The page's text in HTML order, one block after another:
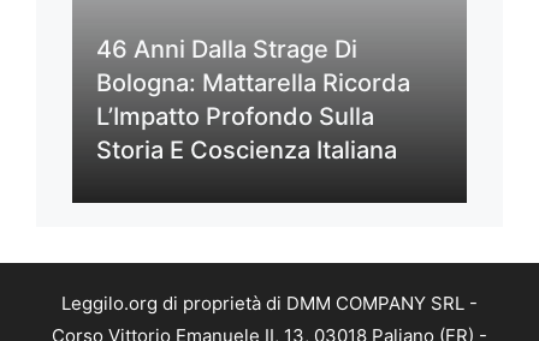
46 Anni Dalla Strage Di
Bologna: Mattarella Ricorda
L’Impatto Profondo Sulla
Storia E Coscienza Italiana
Leggilo.org di proprietà di DMM COMPANY SRL -
Corso Vittorio Emanuele II, 13, 03018 Paliano (FR) -